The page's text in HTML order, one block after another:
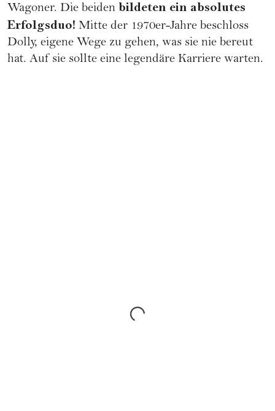
Wagoner. Die beiden bildeten ein absolutes
Erfolgsduo! Mitte der 1970er-Jahre beschloss
Dolly, eigene Wege zu gehen, was sie nie bereut
hat. Auf sie sollte eine legendäre Karriere warten.